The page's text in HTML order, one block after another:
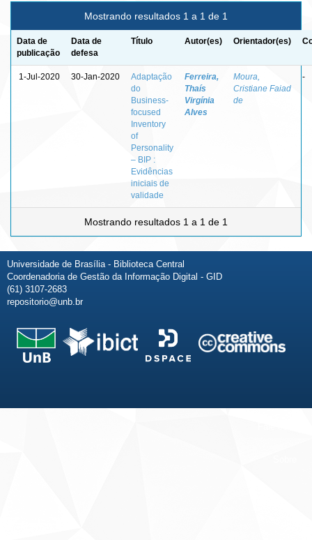
Mostrando resultados 1 a 1 de 1
Data de
publicação
Data de
defesa
Título Autor(es) Orientador(es)
1-Jul-2020 30-Jan-2020
Adaptação
do
Business-
focused
Inventory
of
Personality
– BIP :
Evidências
iniciais de
validade
Ferreira,
Thaís
Virgínia
Alves
Moura,
Cristiane Faiad
de
-
Mostrando resultados 1 a 1 de 1
Universidade de Brasília - Biblioteca Central
Coordenadoria de Gestão da Informação Digital - GID
(61) 3107-2683
repositorio@unb.br